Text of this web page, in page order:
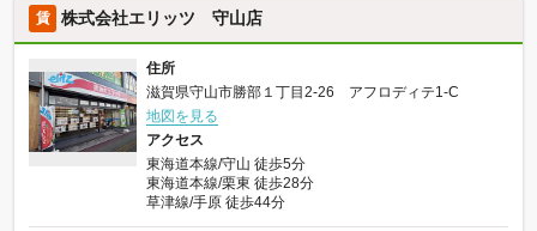
賃 株式会社エリッツ 守山店
住所
滋賀県守山市勝部１丁目2-26 アフロディテ1-C
地図を見る
アクセス
東海道本線/守山 徒歩5分
東海道本線/栗東 徒歩28分
草津線/手原 徒歩44分